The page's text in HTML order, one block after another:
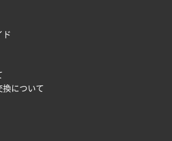
トリーム 07
14:04
規格L4サイズ(B4対応)
17:34
ド
換について